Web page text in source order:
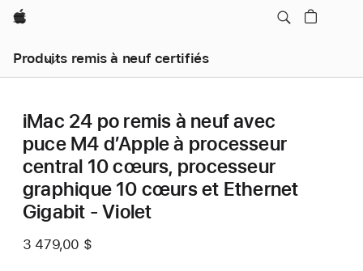
Apple
Produits remis à neuf certifiés
iMac 24 po remis à neuf avec
puce M4 d’Apple à processeur
central 10 cœurs, processeur
graphique 10 cœurs et Ethernet
Gigabit - Violet
3 479,00 $